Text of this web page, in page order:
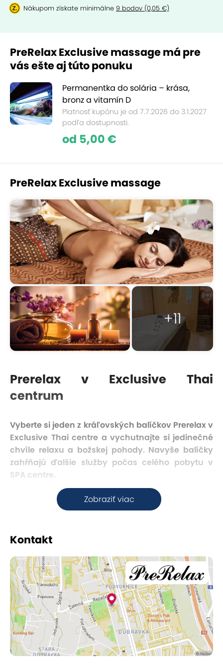
Nákupom získate minimálne 9 bodov (0,05 €)
PreRelax Exclusive massage má pre
vás ešte aj túto ponuku
Permanentka do solária – krása,
bronz a vitamín D
Platnosť kupónu je od 7.7.2026 do 3.1.2027
podľa dostupnosti.
od 5,00 €
PreRelax Exclusive massage
+11
Zobraziť viac
Prerelax v Exclusive Thai
centrum
Vyberte si jeden z kráľovských balíčkov Prerelax v
Exclusive Thai centre a vychutnajte si jedinečné
chvíle relaxu a božskej pohody. Navyše balíčky
zahŕňajú ďalšie služby počas celého pobytu v
SPA centre.
Thajská láska
Táto masáž je možná len pre zamilované páry,
ktoré si pri spoločnej masáži s dvomi Thajkami
upevnia vzťah a rozkvitne im láska. Masáž
vykonávajú kvalifikované thajské terapeutky s
dlhoročnou praxou školenou v prominentnej škole
klasickej thajskej masáže v kláštore Wat Pho v
Bangkoku. Je to veľmi obľúbená
aromaterapeutická procedúra, ktorá spája
pôsobenie tropických vôní s upokojujúcou
masážou zamilovaného páru.
Kontakt